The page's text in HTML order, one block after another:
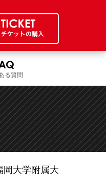
る質問
大学附属大